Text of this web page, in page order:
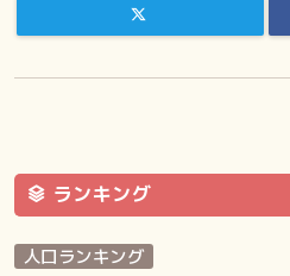
立東白石小学校（本通14丁目南）
幼稚園
その他
南郷小ミニ児童会館（南郷小学校
交通機関
ランキング
人口ランキング